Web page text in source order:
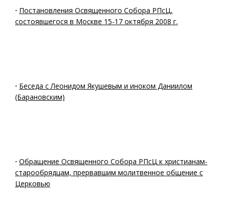
· Постановления Освященного Собора РПсЦ,
состоявшегося в Москве 15-17 октября 2008 г.
· Беседа с Леонидом Якушевым и иноком Даниилом
(Барановским)
· Обращение Освященного Собора РПcЦ к христианам-
старообрядцам, прервавшим молитвенное общение с
Церковью